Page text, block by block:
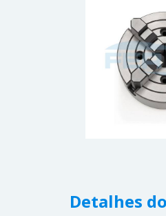
Detalhes